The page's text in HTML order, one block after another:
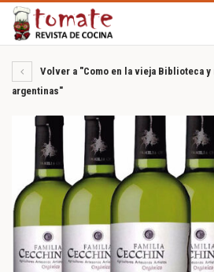
Volver a "Como en la vieja Biblioteca
argentinas"